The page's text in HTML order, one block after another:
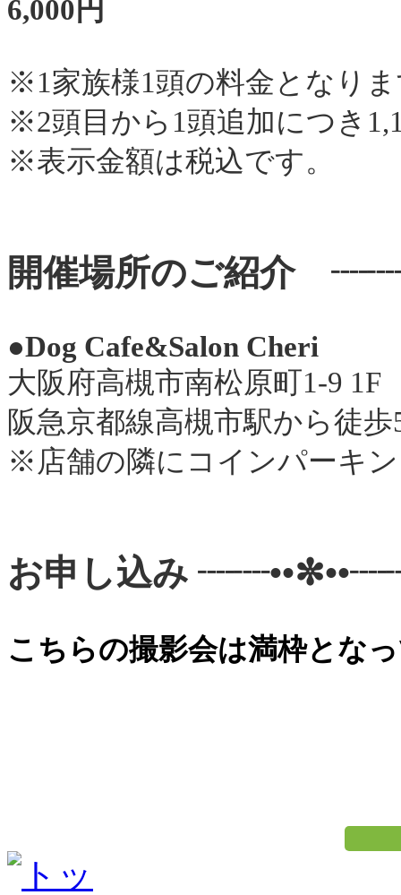
6,000円
※1家族様1頭の料金となり
※2頭目から1頭追加につき
※表示金額は税込です。
開催場所のご紹介
●Dog Cafe&Salon Cheri
大阪府高槻市南松原町1-9 1F
阪急京都線高槻市駅から徒歩
※店舗の隣にコインパーキ
お申し込み
こちらの撮影会は満枠とな